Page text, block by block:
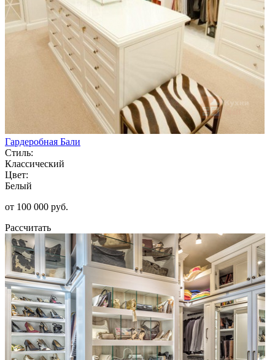
Гардеробная Бали
Стиль:
Классический
Цвет:
Белый
от 100 000 руб.
Рассчитать